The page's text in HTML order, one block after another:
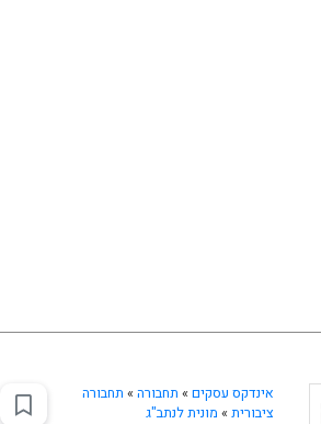
אינדקס עסקים » תחבורה» תחבורה
ציבורית» מונית לנתב"ג